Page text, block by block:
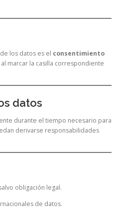
los datos es el consentimiento
marcar la casilla correspondiente
datos
durante el tiempo necesario para
derivarse responsabilidades
obligación legal.
de datos.